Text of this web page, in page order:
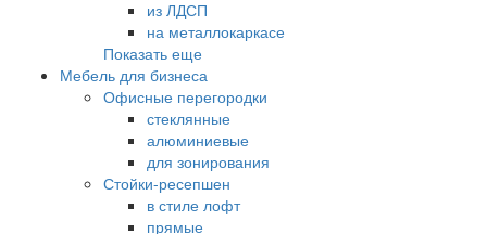
из ЛДСП
на металлокаркасе
Показать еще
Мебель для бизнеса
Офисные перегородки
стеклянные
алюминиевые
для зонирования
Стойки-ресепшен
в стиле лофт
прямые